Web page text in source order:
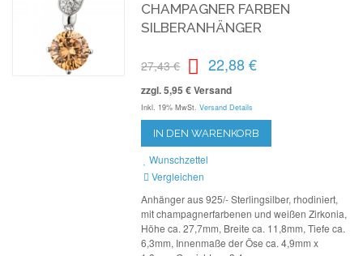
CHAMPAGNER FARBEN
SILBERANHÄNGER
27,43 € 22,88 €
zzgl. 5,95 € Versand
Inkl. 19% MwSt. Versand Details
IN DEN WARENKORB
Wunschzettel
Vergleichen
Anhänger aus 925/- Sterlingsilber, rhodiniert,
mit champagnerfarbenen und weißen Zirkonia,
Höhe ca. 27,7mm, Breite ca. 11,8mm, Tiefe ca.
6,3mm, Innenmaße der Öse ca. 4,9mm x